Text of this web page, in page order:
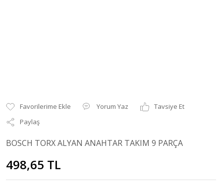
Yorum Yaz
Tavsiye Et
Paylaş
BOSCH TORX ALYAN ANAHTAR TAKIM 9 PARÇA
498,65 TL